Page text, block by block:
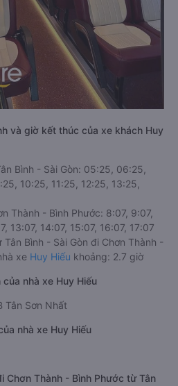
và giờ kết thúc của xe khách Huy
Bình - Sài Gòn: 05:25, 06:25,
10:25, 11:25, 12:25, 13:25,
Thành - Bình Phước: 8:07, 9:07,
13:07, 14:07, 15:07, 16:07, 17:07
Bình - Sài Gòn đi Chơn Thành -
xe Huy Hiếu khoảng: 2.7 giờ
nhà xe Huy Hiếu
Tân Sơn Nhất
nhà xe Huy Hiếu
Chơn Thành - Bình Phước từ Tân